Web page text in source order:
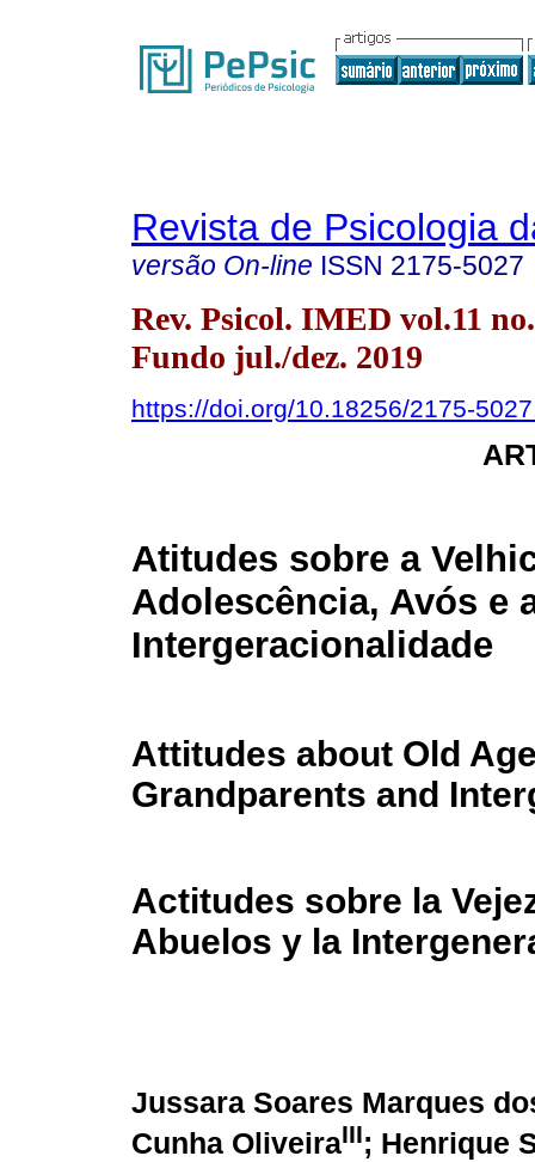
Revista de Psicologia
versão On-line ISSN 2175-5027
Rev. Psicol. IMED vol.11
Fundo jul./dez. 2019
https://doi.org/10.18256/2175-
Atitudes sobre a
Adolescência, Avós e
Intergeracionalidade
Attitudes about Old
Grandparents and
Actitudes sobre la
Abuelos y la
Jussara Soares Marques
Cunha OliveiraIII; Henrique